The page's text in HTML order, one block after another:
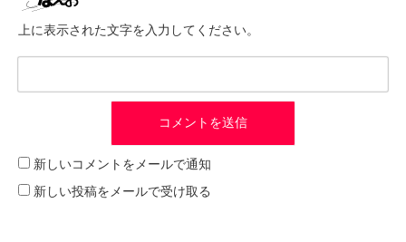
上に表示された文字を入力してください。
新しいコメントをメールで通知
新しい投稿をメールで受け取る